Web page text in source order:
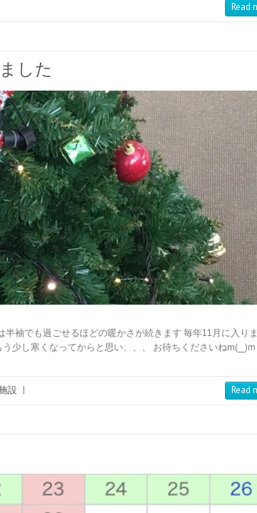
Read
した
袖でも過ごせるほどの暖かさが続きます 毎年11月に入り
少し寒くなってからと思い、、、 お待ちくださいね
設 | Read